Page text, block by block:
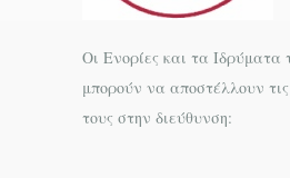
Οι Ενορίες και τα Ιδρύματα
μπορούν να αποστέλλουν
τους στην διεύθυνση: